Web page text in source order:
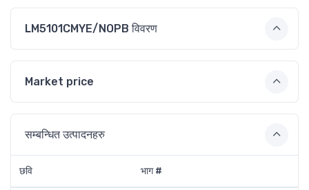
LM5101CMYE/NOPB विवरण
Market price
सम्बन्धित उत्पादनहरु
छवि भाग #